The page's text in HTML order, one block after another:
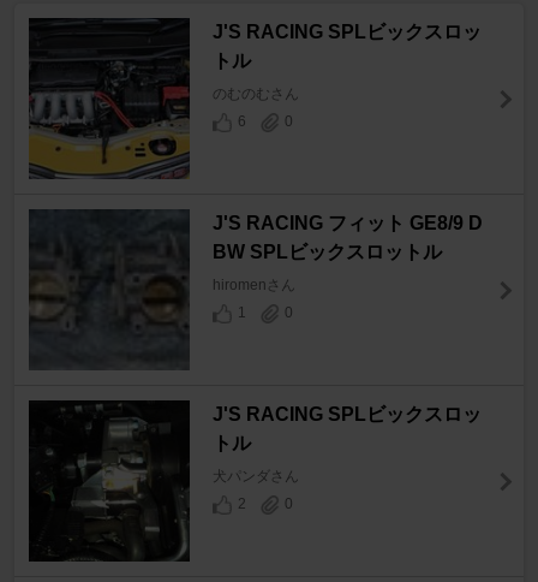
J'S RACING SPLビックスロッ
トル
のむのむさん
6
0
J'S RACING フィット GE8/9 D
BW SPLビックスロットル
hiromenさん
1
0
J'S RACING SPLビックスロッ
トル
犬パンダさん
2
0